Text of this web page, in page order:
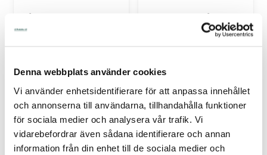
Denna webbplats använder cookies
Vi använder enhetsidentifierare för att anpassa innehållet
och annonserna till användarna, tillhandahålla funktioner
för sociala medier och analysera vår trafik. Vi
vidarebefordrar även sådana identifierare och annan
information från din enhet till de sociala medier och
Trådvinda Super Stor -
Svart
är ca 10 cm...
I Lager Eget Lager
Skickas Normalt inom 1-2
vardagar
Art nr. 20-562
333,00
Extra rulle till Trådvinda
Super Stor (20-562)
2000...
I Lager Eget Lager
Skickas Normalt inom 1-2
vardagar
Art nr. 20-563
234,00